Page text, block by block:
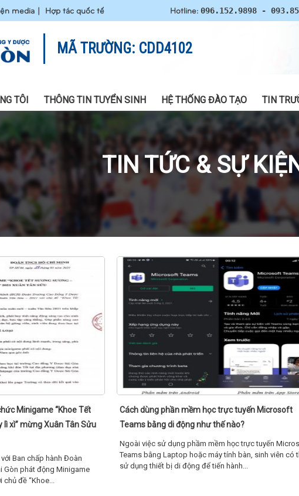
media Hợp tác quốc tế Hotline: 096.152.9898 -
MÃ TRƯỜNG: CDD4102
TÔI THÔNG TIN TUYỂN SINH HỆ THỐNG ĐÀO TẠO TIN
TIN TỨC & SỰ
Minigame “Khoe Tết
xì” mừng Xuân Tân Sửu
Ban chấp hành Đoàn
Gòn phát động Minigame
đề “Khoe...
Cách dùng phần mềm học trực tuyến Microsoft
Teams bằng di động như thế nào?
Ngoài việc sử dụng phầm mềm học trực tuyến
Teams bằng Laptop hoặc máy tính bàn, sinh viên có
sử dụng thiết bị di động để tiến hành...